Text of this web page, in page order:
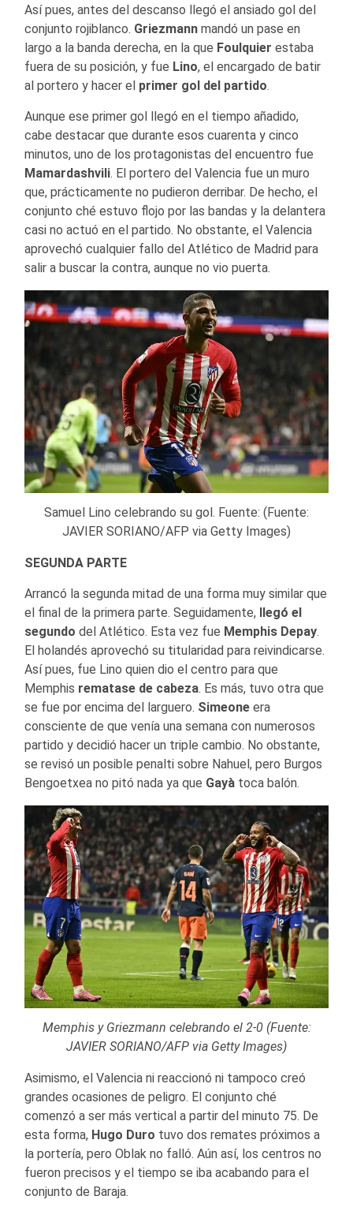
Así pues, antes del descanso llegó el ansiado gol del
conjunto rojiblanco. Griezmann mandó un pase en
largo a la banda derecha, en la que Foulquier estaba
fuera de su posición, y fue Lino, el encargado de batir
al portero y hacer el primer gol del partido.
Aunque ese primer gol llegó en el tiempo añadido,
cabe destacar que durante esos cuarenta y cinco
minutos, uno de los protagonistas del encuentro fue
Mamardashvili. El portero del Valencia fue un muro
que, prácticamente no pudieron derribar. De hecho, el
conjunto ché estuvo flojo por las bandas y la delantera
casi no actuó en el partido. No obstante, el Valencia
aprovechó cualquier fallo del Atlético de Madrid para
salir a buscar la contra, aunque no vio puerta.
Samuel Lino celebrando su gol. Fuente: (Fuente:
JAVIER SORIANO/AFP via Getty Images)
SEGUNDA PARTE
Arrancó la segunda mitad de una forma muy similar que
el final de la primera parte. Seguidamente, llegó el
segundo del Atlético. Esta vez fue Memphis Depay.
El holandés aprovechó su titularidad para reivindicarse.
Así pues, fue Lino quien dio el centro para que
Memphis rematase de cabeza. Es más, tuvo otra que
se fue por encima del larguero. Simeone era
consciente de que venía una semana con numerosos
partido y decidió hacer un triple cambio. No obstante,
se revisó un posible penalti sobre Nahuel, pero Burgos
Bengoetxea no pitó nada ya que Gayà toca balón.
Memphis y Griezmann celebrando el 2-0 (Fuente:
JAVIER SORIANO/AFP via Getty Images)
Asimismo, el Valencia ni reaccionó ni tampoco creó
grandes ocasiones de peligro. El conjunto ché
comenzó a ser más vertical a partir del minuto 75. De
esta forma, Hugo Duro tuvo dos remates próximos a
la portería, pero Oblak no falló. Aún así, los centros no
fueron precisos y el tiempo se iba acabando para el
conjunto de Baraja.